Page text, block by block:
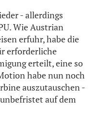
- allerdings
Wie Austrian
erfuhr, habe die
erforderliche
erteilt, eine so
habe nun noch
auszutauschen -
auf dem